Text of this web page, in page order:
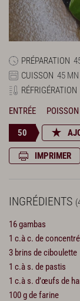
PRÉPARATION
CUISSON 45 MN
RÉFRIGÉRATION
ENTRÉE
POISSON
50
IMPRIMER
INGRÉDIENTS
16 gambas
1 c.à c. de
3 brins de ciboulette
1 c.à s. de pastis
1 c.à s. d’œufs de
100 g de farine